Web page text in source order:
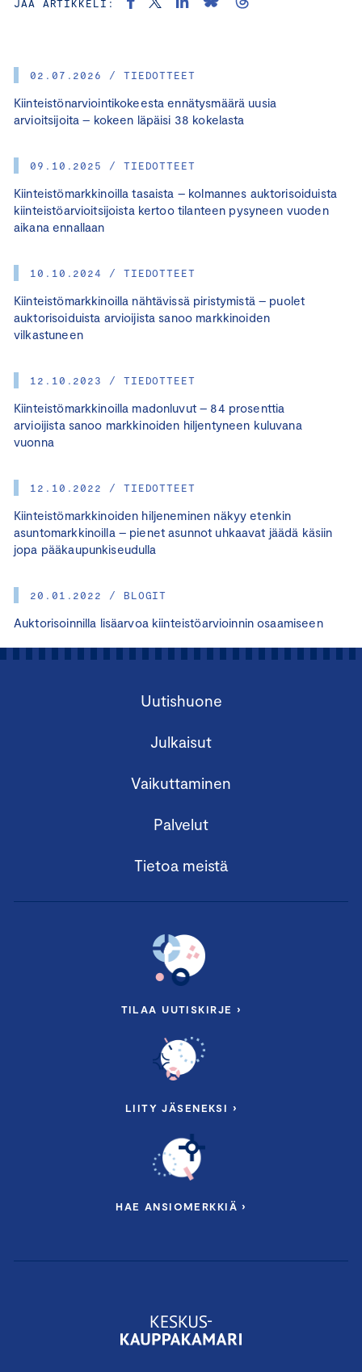
02.07.2026 / TIEDOTTEET
Kiinteistönarviointikokeesta ennätysmäärä uusia
arvioitsijoita – kokeen läpäisi 38 kokelasta
09.10.2025 / TIEDOTTEET
Kiinteistömarkkinoilla tasaista – kolmannes auktorisoiduista
kiinteistöarvioitsijoista kertoo tilanteen pysyneen vuoden
aikana ennallaan
10.10.2024 / TIEDOTTEET
Kiinteistömarkkinoilla nähtävissä piristymistä – puolet
auktorisoiduista arvioijista sanoo markkinoiden
vilkastuneen
12.10.2023 / TIEDOTTEET
Kiinteistömarkkinoilla madonluvut – 84 prosenttia
arvioijista sanoo markkinoiden hiljentyneen kuluvana
vuonna
12.10.2022 / TIEDOTTEET
Kiinteistömarkkinoiden hiljeneminen näkyy etenkin
asuntomarkkinoilla – pienet asunnot uhkaavat jäädä käsiin
jopa pääkaupunkiseudulla
20.01.2022 / BLOGIT
Auktorisoinnilla lisäarvoa kiinteistöarvioinnin osaamiseen
JAA ARTIKKELI:
Uutishuone
Julkaisut
Vaikuttaminen
Palvelut
Tietoa meistä
TILAA UUTISKIRJE ›
LIITY JÄSENEKSI ›
HAE ANSIOMERKKIÄ ›